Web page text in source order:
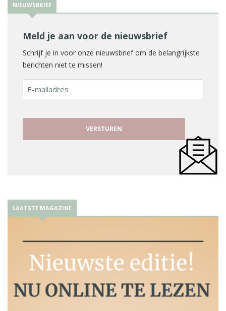
NIEUWSBRIEF
Meld je aan voor de nieuwsbrief
Schrijf je in voor onze nieuwsbrief om de belangrijkste
berichten niet te missen!
E-
mailadres
LAATSTE MAGAZINE